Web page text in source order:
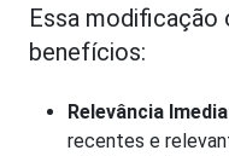
Essa
benefícios:
Relevância
recentes e